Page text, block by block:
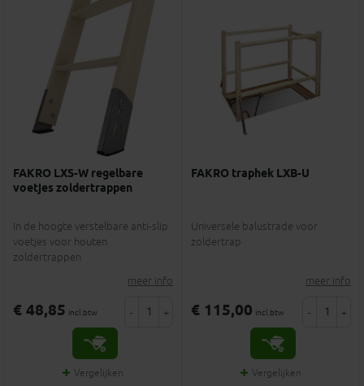
FAKRO LXS-W regelbare
voetjes zoldertrappen
In de hoogte verstelbare anti-slip
voetjes voor houten
zoldertrappen
meer info
€ 48,85 incl.btw - +
Vergelijken
FAKRO traphek LXB-U
Universele balustrade voor
zoldertrap
meer info
€ 115,00 incl.btw - +
Vergelijken